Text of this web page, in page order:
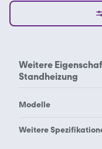
Weitere
Standheizung
Modelle
Suzuki Across
Weitere